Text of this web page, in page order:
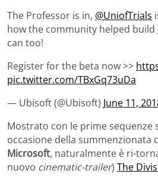
The Professor is in, @UniofTrials
how the community helped build
can too!
Register for the beta now >>
pic.twitter.com/TBxGq73uDa
— Ubisoft (@Ubisoft) June 11,
Mostrato con le prime sequenze
occasione della summenzionata
Microsoft, naturalmente è ri-
nuovo cinematic-trailer) The